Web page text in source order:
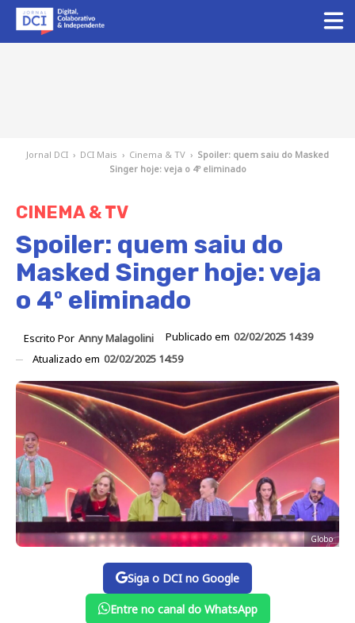
Jornal DCI › DCI Mais › Cinema & TV › Spoiler: quem saiu do Masked
Singer hoje: veja o 4º eliminado
CINEMA & TV
Spoiler: quem saiu do
Masked Singer hoje: veja
o 4º eliminado
Escrito Por Anny Malagolini Publicado em 02/02/2025 14:39
Atualizado em 02/02/2025 14:59
Globo
Siga o DCI no Google
Entre no canal do WhatsApp